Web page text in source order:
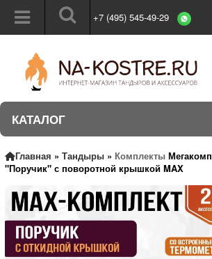
+7 (495) 545-49-29
КАТАЛОГ
Главная » Тандыры » Комплекты
"Поручик" с поворотной крышкой MAX